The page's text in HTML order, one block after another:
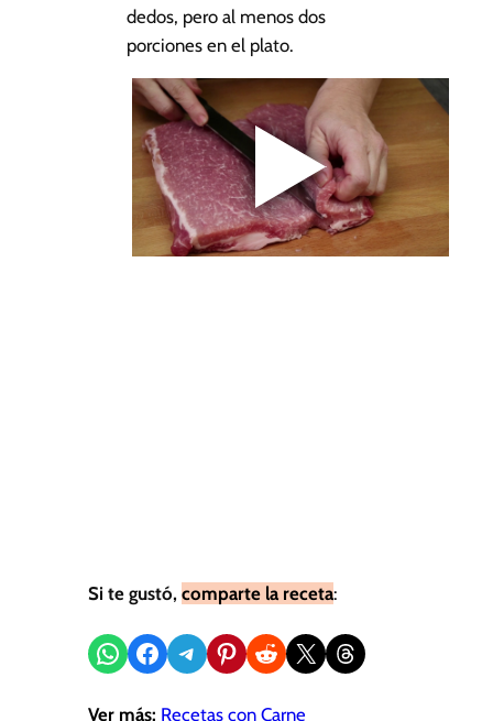
dedos, pero al menos dos
porciones en el plato.
Si te gustó, comparte la receta:
Compartir en WhatsApp
Compartir en Facebook
Compartir en Telegram
Compartir en Pinterest
Compartir en Reddit
Compartir en X Share on Threads
Ver más: Recetas con Carne